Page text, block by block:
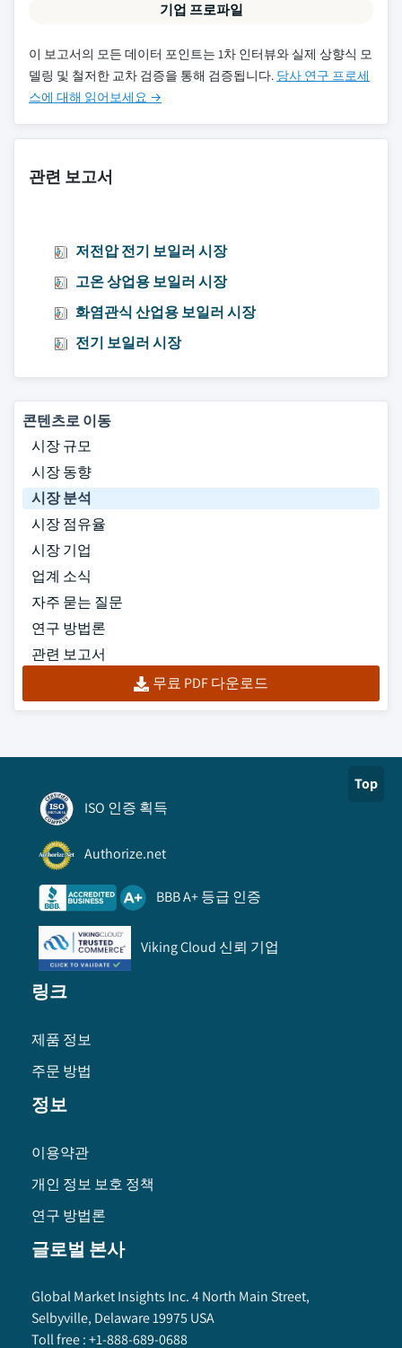
기업 프로파일
이 보고서의 모든 데이터 포인트는 1차 인터뷰와 실제 상향식 모
델링 및 철저한 교차 검증을 통해 검증됩니다. 당사 연구 프로세
스에 대해 읽어보세요 →
관련 보고서
저전압 전기 보일러 시장
고온 상업용 보일러 시장
화염관식 산업용 보일러 시장
전기 보일러 시장
콘텐츠로 이동
시장 규모
시장 동향
시장 분석
시장 점유율
시장 기업
업계 소식
자주 묻는 질문
연구 방법론
관련 보고서
무료 PDF 다운로드
Top
ISO 인증 획득
Authorize.net
BBB A+ 등급 인증
Viking Cloud 신뢰 기업
링크
제품 정보
주문 방법
정보
이용약관
개인 정보 보호 정책
연구 방법론
글로벌 본사
Global Market Insights Inc. 4 North Main Street,
Selbyville, Delaware 19975 USA
Toll free :+1-888-689-0688